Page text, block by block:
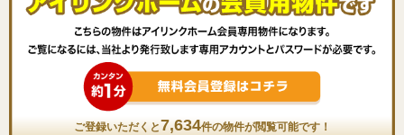
ご登録いただくと7,634件の物件が閲覧可能です！